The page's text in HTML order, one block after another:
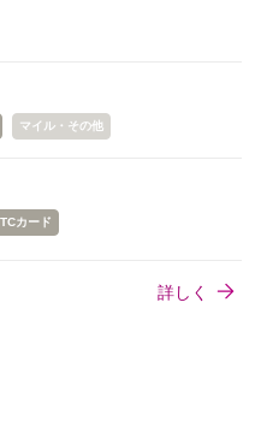
マイル・その他
カード
詳しく